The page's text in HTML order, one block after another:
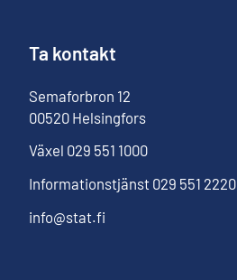
Ta kontakt
Semaforbron 12
00520 Helsingfors
Växel 029 551 1000
Informationstjänst 029 551 2220
info@stat.fi